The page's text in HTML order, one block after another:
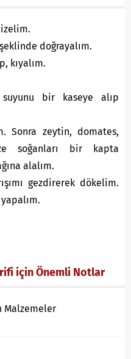
doğrayalım.
kıyalım.
bir kaseye alıp
Sonra zeytin, domates,
soğanları bir kapta
alalım.
gezdirerek dökelim.
için Önemli Notlar
Malzemeler